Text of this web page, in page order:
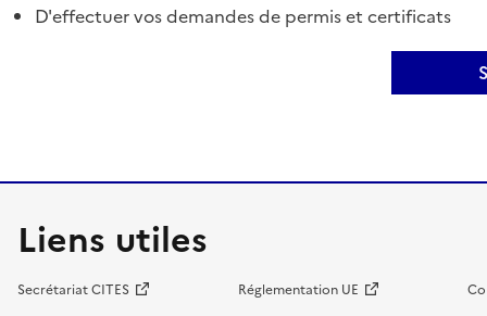
D'effectuer vos demandes de permis et certificats
Liens utiles
Secrétariat CITES Réglementation UE